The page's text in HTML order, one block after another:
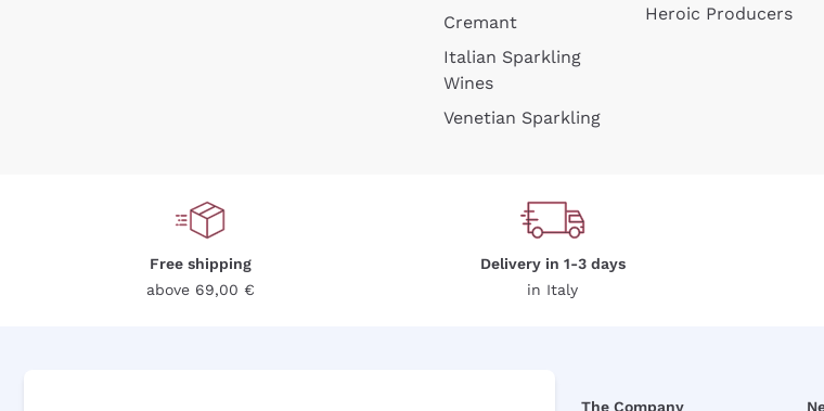
Cremant
Italian Sparkling
Wines
Venetian Sparkling
Heroic Producers
Free shipping
above 69,00 €
Delivery in 1-3 days
in Italy
The Company